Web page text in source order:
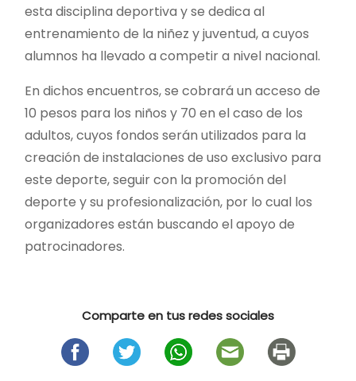
esta disciplina deportiva y se dedica al
entrenamiento de la niñez y juventud, a cuyos
alumnos ha llevado a competir a nivel nacional.
En dichos encuentros, se cobrará un acceso de
10 pesos para los niños y 70 en el caso de los
adultos, cuyos fondos serán utilizados para la
creación de instalaciones de uso exclusivo para
este deporte, seguir con la promoción del
deporte y su profesionalización, por lo cual los
organizadores están buscando el apoyo de
patrocinadores.
Comparte en tus redes sociales